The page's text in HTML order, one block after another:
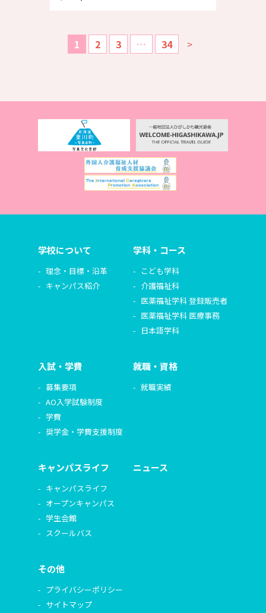
1 2 3 … 34 >
学校について
理念・目標・沿革
キャンパス紹介
学科・コース
こども学科
介護福祉科
医薬福祉学科 登録販売者
医薬福祉学科 医療事務
日本語学科
入試・学費
募集要項
AO入学試験制度
学費
奨学金・学費支援制度
就職・資格
就職実績
キャンパスライフ
キャンパスライフ
オープンキャンパス
学生会館
スクールバス
ニュース
その他
プライバシーポリシー
サイトマップ